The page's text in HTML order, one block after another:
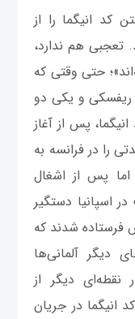
کد انیگما را از
تعجبی هم ندارد،
حتی وقتی که
ریفسکی و یکی دو
پس از آغاز
را در فرانسه به
اما پس از اشغال
اسپانیا دستگیر
فرستاده شدند که
دیگر آلمانی‌ها
نقطه‌ای دیگر از
انیگما در جریان